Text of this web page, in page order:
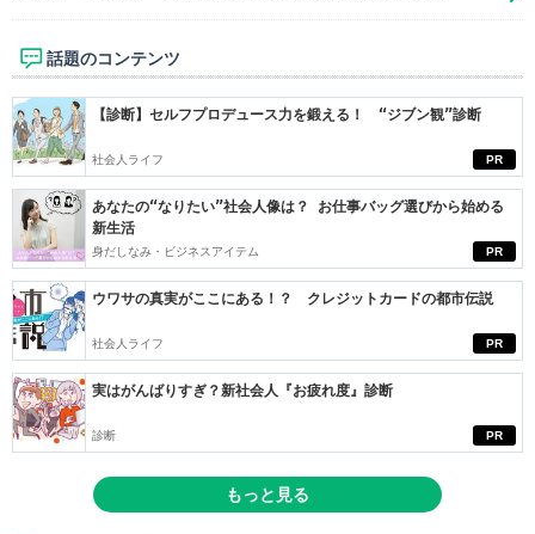
話題のコンテンツ
PR
【診断】セルフプロデュース力を鍛える！ “ジブン観”診断
社会人ライフ
PR
あなたの“なりたい”社会人像は？ お仕事バッグ選びから始める
新生活
身だしなみ・ビジネスアイテム
PR
ウワサの真実がここにある！？ クレジットカードの都市伝説
社会人ライフ
PR
実はがんばりすぎ？新社会人『お疲れ度』診断
診断
もっと見る